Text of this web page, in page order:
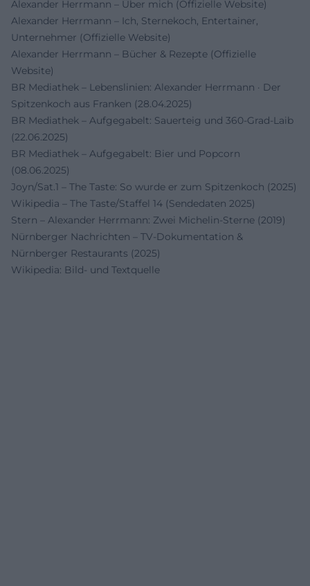
Alexander Herrmann – Über mich (Offizielle Website)
Alexander Herrmann – Ich, Sternekoch, Entertainer,
Unternehmer (Offizielle Website)
Alexander Herrmann – Bücher & Rezepte (Offizielle
Website)
BR Mediathek – Lebenslinien: Alexander Herrmann · Der
Spitzenkoch aus Franken (28.04.2025)
BR Mediathek – Aufgegabelt: Sauerteig und 360-Grad-Laib
(22.06.2025)
BR Mediathek – Aufgegabelt: Bier und Popcorn
(08.06.2025)
Joyn/Sat.1 – The Taste: So wurde er zum Spitzenkoch (2025)
Wikipedia – The Taste/Staffel 14 (Sendedaten 2025)
Stern – Alexander Herrmann: Zwei Michelin-Sterne (2019)
Nürnberger Nachrichten – TV-Dokumentation &
Nürnberger Restaurants (2025)
Wikipedia: Bild- und Textquelle